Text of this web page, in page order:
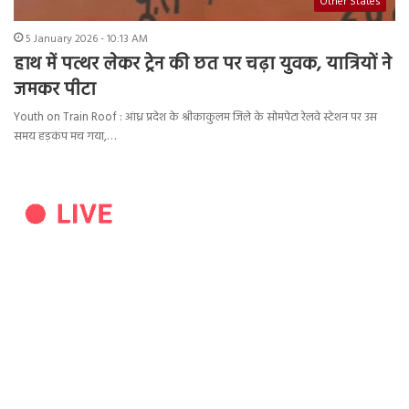
5 January 2026 - 10:13 AM
हाथ में पत्थर लेकर ट्रेन की छत पर चढ़ा युवक, यात्रियों ने
जमकर पीटा
Youth on Train Roof : आंध्र प्रदेश के श्रीकाकुलम जिले के सोमपेटा रेलवे स्टेशन पर उस
समय हड़कंप मच गया,…